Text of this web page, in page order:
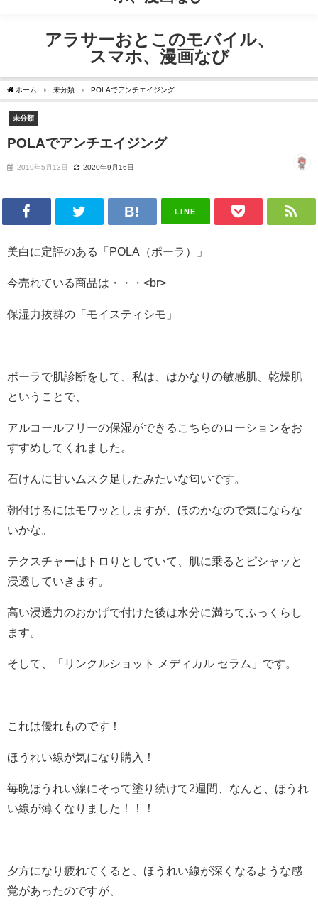
アラサーおとこのモバイル、
スマホ、漫画なび
ホーム 未分類 POLAでアンチエイジング
未分類
POLAでアンチエイジング
2019年5月13日 2020年9月16日
LINE
美白に定評のある「POLA（ポーラ）」
今売れている商品は・・・<br>
保湿力抜群の「モイスティシモ」
ポーラで肌診断をして、私は、はかなりの敏感肌、乾燥肌
ということで、
アルコールフリーの保湿ができるこちらのローションをお
すすめしてくれました。
石けんに甘いムスク足したみたいな匂いです。
朝付けるにはモワッとしますが、ほのかなので気にならな
いかな。
テクスチャーはトロりとしていて、肌に乗るとピシャッと
浸透していきます。
高い浸透力のおかげで付けた後は水分に満ちてふっくらし
ます。
そして、「リンクルショット メディカル セラム」です。
これは優れものです！
ほうれい線が気になり購入！
毎晩ほうれい線にそって塗り続けて2週間、なんと、ほうれ
い線が薄くなりました！！！
夕方になり疲れてくると、ほうれい線が深くなるような感
覚があったのですが、